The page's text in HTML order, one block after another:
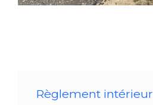
Règlement intérieur